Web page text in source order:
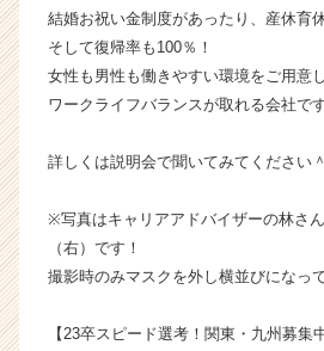
ン
チ
ー・
成
企
か
カ
ト
結婚お祝い金制度があったり、産休育
そして復帰率も100％！
女性も男性も働きやすい環境をご用意
ワークライフバランスが取れる会社で
詳しくは説明会で聞いてみてください
※写真はキャリアアドバイザーの林さ
（右）です！
撮影時のみマスクを外し横並びになっ
【23卒スピード選考！関東・九州募集